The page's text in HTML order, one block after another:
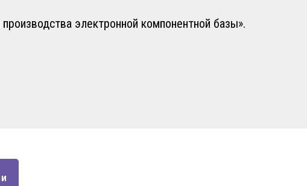
электронной компонентной базы».